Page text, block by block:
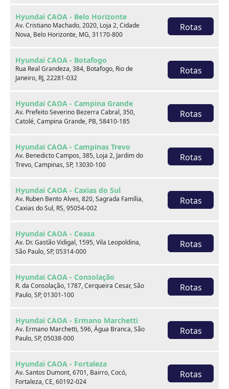
Hyundai CAOA - Belo Horizonte
Av. Cristiano Machado, 2020, Loja 2, Cidade
Nova, Belo Horizonte, MG, 31170-800
Rotas
Hyundai CAOA - Botafogo
Rua Real Grandeza, 384, Botafogo, Rio de
Janeiro, RJ, 22281-032
Rotas
Hyundai CAOA - Campina Grande
Av. Prefeito Severino Bezerra Cabral, 350,
Catolé, Campina Grande, PB, 58410-185
Rotas
Hyundai CAOA - Campinas Trevo
Av. Benedicto Campos, 385, Loja 2, Jardim do
Trevo, Campinas, SP, 13030-100
Rotas
Hyundai CAOA - Caxias do Sul
Av. Ruben Bento Alves, 820, Sagrada Família,
Caxias do Sul, RS, 95054-002
Rotas
Hyundai CAOA - Ceasa
Av. Dr. Gastão Vidigal, 1595, Vila Leopoldina,
São Paulo, SP, 05314-000
Rotas
Hyundai CAOA - Consolação
R. da Consolação, 1787, Cerqueira Cesar, São
Paulo, SP, 01301-100
Rotas
Hyundai CAOA - Ermano Marchetti
Av. Ermano Marchetti, 596, Água Branca, São
Paulo, SP, 05038-000
Rotas
Hyundai CAOA - Fortaleza
Av. Santos Dumont, 6701, Bairro, Cocó,
Fortaleza, CE, 60192-024
Rotas
Consórcio
CAOA Changan | A21 - Tatuapé
CAOA Changan | A21 - Tatuapé
Rua Serra do Japi, 1275 Tatuapé, São Paulo, SP, 03309-
001